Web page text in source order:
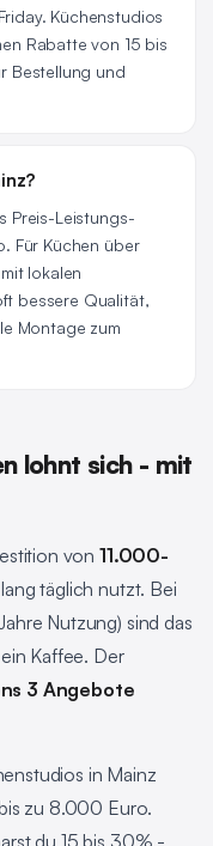
Küchenstudios
Rabatte von 15 bis
Bestellung und
Preis-Leistungs-
Für Küchen über
lokalen
bessere Qualität,
Montage zum
lohnt sich - mit
von 11.000-
täglich nutzt. Bei
Nutzung) sind das
Kaffee. Der
3 Angebote
in Mainz
zu 8.000 Euro.
du 15 bis 30% -